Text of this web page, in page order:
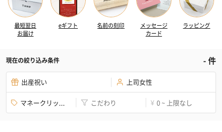
最短翌日
お届け
eギフト 名前の刻印
メッセージ
カード
ラッピング
現在の絞り込み条件 -件
出産祝い 上司女性
マネークリッ... こだわり ¥ 0 ~ 上限なし